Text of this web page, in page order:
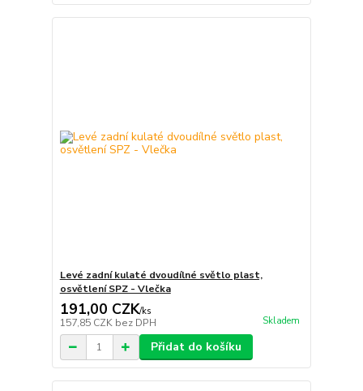
Levé zadní kulaté dvoudílné světlo plast,
osvětlení SPZ - Vlečka
191,00 CZK/ks
157,85 CZK bez DPH Skladem
Přidat do košíku